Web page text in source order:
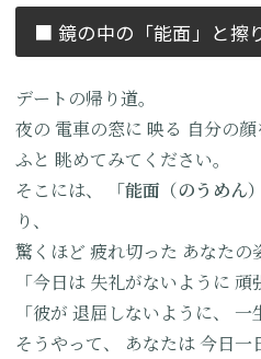
■ 鏡の中の「能面」と擦
デートの帰り道。
夜の 電車の窓に 映る 自分の顔
ふと 眺めてみてください。
そこには、
「能面（のうめん）
り、
驚くほど 疲れ切った あなたの
「今日は 失礼がないように 頑
「彼が 退屈しないように、 一
そうやって、
あなたは 今日一